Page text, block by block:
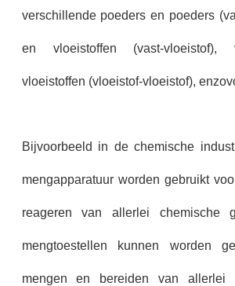
verschillende poeders en poeders
en vloeistoffen (vast-vloeistof),
vloeistoffen (vloeistof-vloeistof),
Bijvoorbeeld in de chemische
mengapparatuur worden gebruikt
reageren van allerlei chemische
mengtoestellen kunnen worden
mengen en bereiden van allerlei